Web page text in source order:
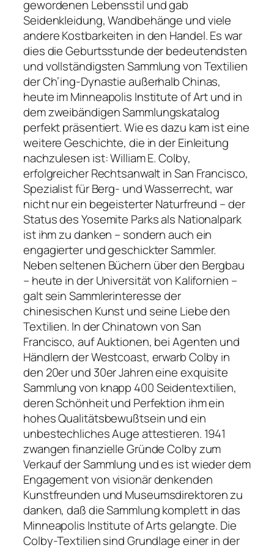
gewordenen Lebensstil und gab
Seidenkleidung, Wandbehänge und viele
andere Kostbarkeiten in den Handel. Es war
dies die Geburtsstunde der bedeutendsten
und vollständigsten Sammlung von Textilien
der Ch’ing-Dynastie außerhalb Chinas,
heute im Minneapolis Institute of Art und in
dem zweibändigen Sammlungskatalog
perfekt präsentiert. Wie es dazu kam ist eine
weitere Geschichte, die in der Einleitung
nachzulesen ist: William E. Colby,
erfolgreicher Rechtsanwalt in San Francisco,
Spezialist für Berg- und Wasserrecht, war
nicht nur ein begeisterter Naturfreund – der
Status des Yosemite Parks als Nationalpark
ist ihm zu danken – sondern auch ein
engagierter und geschickter Sammler.
Neben seltenen Büchern über den Bergbau
– heute in der Universität von Kalifornien –
galt sein Sammlerinteresse der
chinesischen Kunst und seine Liebe den
Textilien. In der Chinatown von San
Francisco, auf Auktionen, bei Agenten und
Händlern der Westcoast, erwarb Colby in
den 20er und 30er Jahren eine exquisite
Sammlung von knapp 400 Seidentextilien,
deren Schönheit und Perfektion ihm ein
hohes Qualitätsbewußtsein und ein
unbestechliches Auge attestieren. 1941
zwangen finanzielle Gründe Colby zum
Verkauf der Sammlung und es ist wieder dem
Engagement von visionär denkenden
Kunstfreunden und Museumsdirektoren zu
danken, daß die Sammlung komplett in das
Minneapolis Institute of Arts gelangte. Die
Colby-Textilien sind Grundlage einer in der